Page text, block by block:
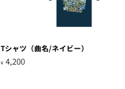
Tシャツ（曲名/ネイビー）
¥ 4,200